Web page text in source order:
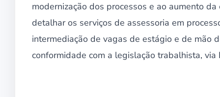
modernização dos processos e ao aumento
detalhar os serviços de assessoria em
intermediação de vagas de estágio e de mão
conformidade com a legislação trabalhista, via